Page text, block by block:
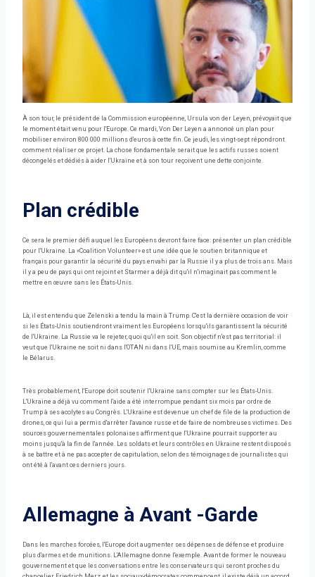
À son tour, le président de la Commission européenne, Ursula von der Leyen, prévoyait que
le moment était venu pour l'Europe. Ce mardi, Von Der Leyen a annoncé un plan pour
mobiliser environ 800 000 millions d'euros à cette fin. Ce jeudi, les vingt-sept répondront
comment réaliser ce projet. La chose fondamentale serait que les actifs russes soient
décongelés et dédiés à aider l'Ukraine et à son tour reçoivent une dette conjointe.
Plan crédible
Ce sera le premier défi auquel les Européens devront faire face: présenter un plan crédible
pour l'Ukraine. La «Coalition Volunteer» est une idée que le soutien britannique et
français pour garantir la sécurité du pays envahi par la Russie il y a plus de trois ans. Mais
il y a peu de pays qui ont rejoint et Starmer a déjà dit qu'il n'imaginait pas comment le
mettre en œuvre sans les États-Unis.
Là, il est entendu que Zelenski a tendu la main à Trump. C'est la dernière occasion de voir
si les États-Unis soutiendront vraiment les Européens lorsqu'ils garantissent la sécurité
de l'Ukraine. La Russie va le rejeter, quoi qu'il en soit. Son objectif n'est pas territorial: il
veut que l'Ukraine ne soit ni dans l'OTAN ni dans l'UE, mais soumise au Kremlin, comme
le Bélarus.
Très probablement, l'Europe doit soutenir l'Ukraine sans compter sur les États-Unis.
L'Ukraine a déjà vu comment l'aide a été interrompue pendant six mois par ordre de
Trump à ses acolytes au Congrès. L'Ukraine est devenue un chef de file de la production de
drones, ce qui lui a permis d'arrêter l'avance russe et de faire de nombreuses victimes. Des
sources gouvernementales polonaises affirment que l'Ukraine pourrait supporter au
moins jusqu'à la fin de l'année. Les soldats et leurs contrôles en Ukraine restent disposés
à se battre et à ne pas accepter de capitulation, selon des témoignages de journalistes qui
ont été à l'avant ces derniers jours.
Allemagne à Avant -Garde
Dans les marches forcées, l'Europe doit augmenter ses dépenses de défense et produire
plus d'armes et de munitions. L'Allemagne donne l'exemple. Avant de former le nouveau
gouvernement et que les conversations entre les conservateurs qui seront proches du